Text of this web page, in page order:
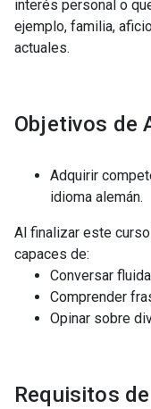
interés personal o
ejemplo, familia,
actuales.
Objetivos de
Adquirir
idioma alemán.
Al finalizar este
capaces de:
Conversar
Comprender
Opinar sobre
Requisitos